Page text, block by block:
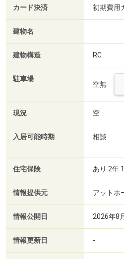
カード決済 初期費用
建物名
建物構造 RC
駐車場
空無
現況 空
入居可能時期 相談
住宅保険 あり 2年
情報提供元 アットホ
情報公開日 2026年8
情報更新日 -